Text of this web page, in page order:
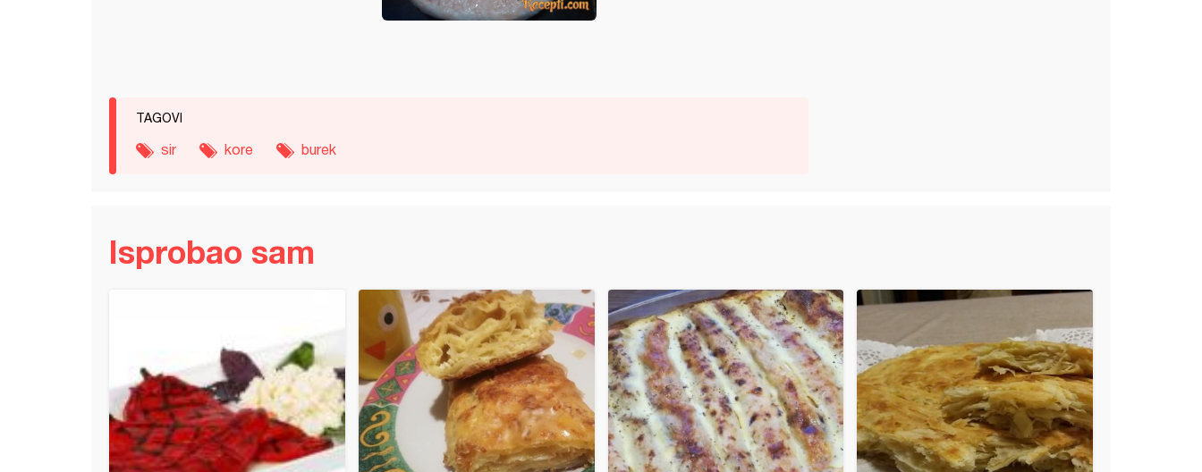
TAGOVI
sir kore burek
Isprobao sam